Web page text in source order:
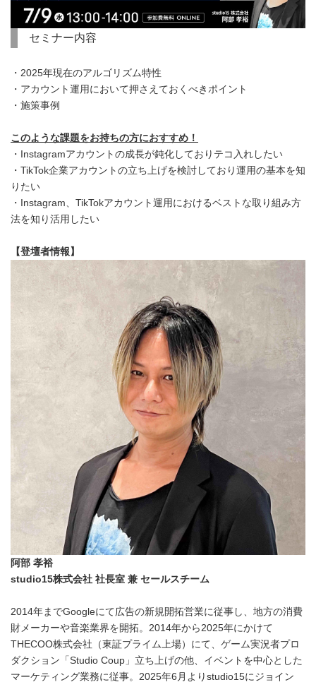
セミナー内容
・2025年現在のアルゴリズム特性
・アカウント運用において押さえておくべきポイント
・施策事例
このような課題をお持ちの方におすすめ！
・Instagramアカウントの成長が鈍化しておりテコ入れしたい
・TikTok企業アカウントの立ち上げを検討しており運用の基本を知
りたい
・Instagram、TikTokアカウント運用におけるベストな取り組み方
法を知り活用したい
【登壇者情報】
阿部 孝裕
studio15株式会社 社長室 兼 セールスチーム
2014年までGoogleにて広告の新規開拓営業に従事し、地方の消費
財メーカーや音楽業界を開拓。2014年から2025年にかけて
THECOO株式会社（東証プライム上場）にて、ゲーム実況者プロ
ダクション「Studio Coup」立ち上げの他、イベントを中心とした
マーケティング業務に従事。2025年6月よりstudio15にジョイン